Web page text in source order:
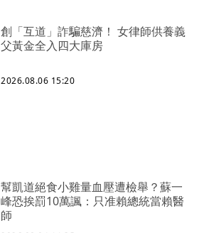
創「互道」詐騙慈濟！ 女律師供養義
父黃金全入四大庫房
2026.08.06 15:20
幫凱道絕食小雞量血壓遭檢舉？蘇一
峰恐挨罰10萬諷：只准賴總統當賴醫
師